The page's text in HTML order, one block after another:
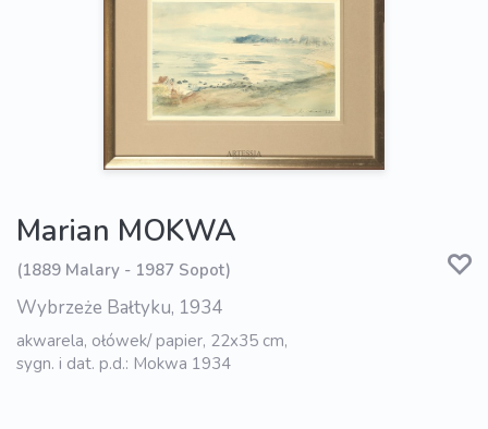
Marian MOKWA
(1889 Malary - 1987 Sopot)
Wybrzeże Bałtyku, 1934
akwarela, ołówek/ papier, 22x35 cm,
sygn. i dat. p.d.: Mokwa 1934